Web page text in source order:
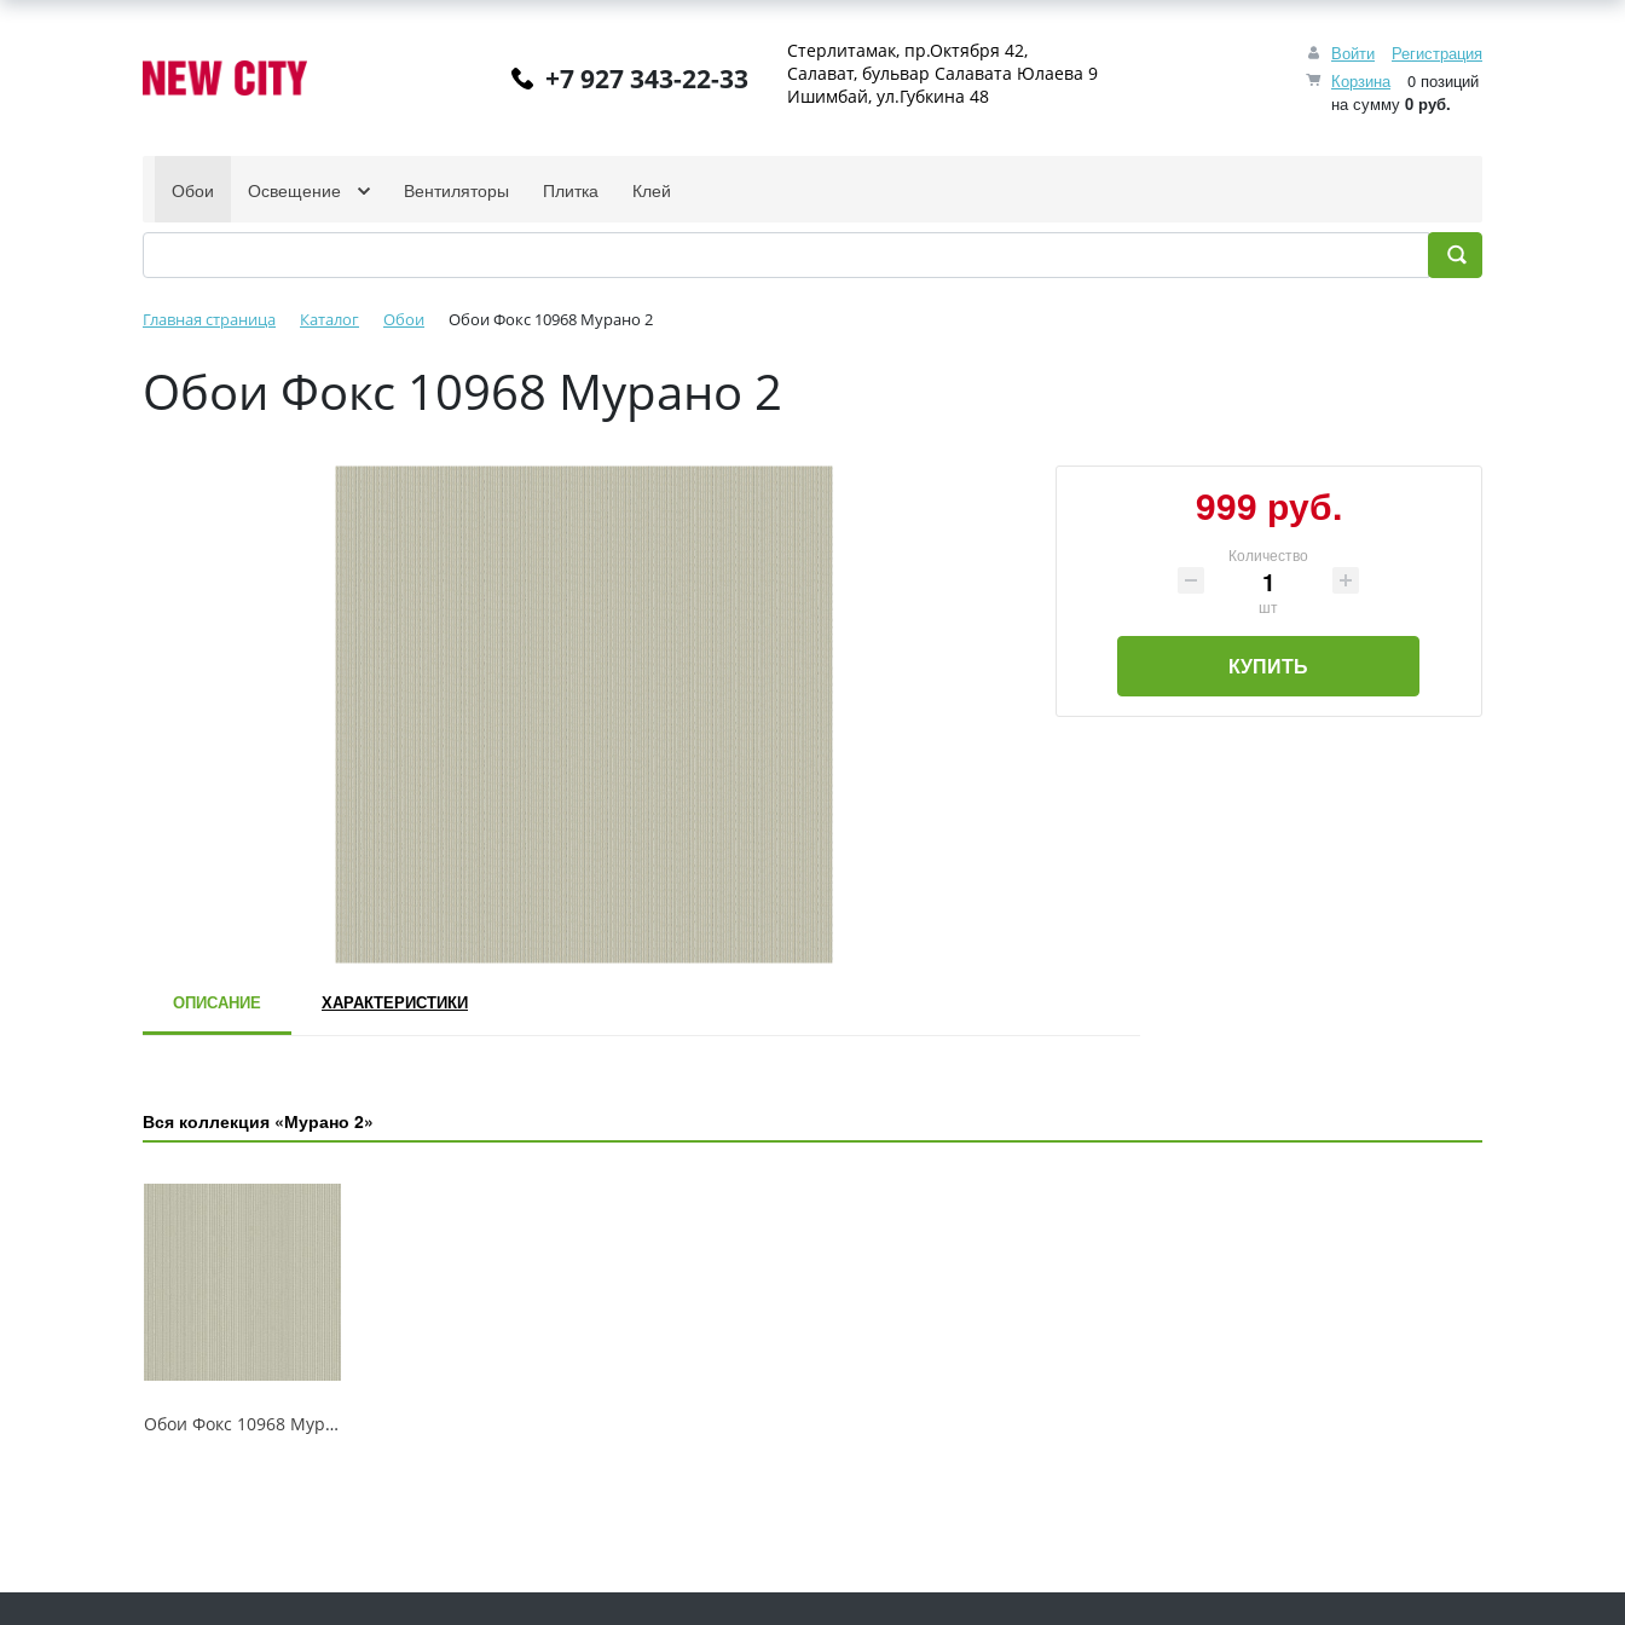
Войти
Регистрация
Корзина
0 позиций
на сумму 0 руб.
+7 927 343-22-33
Стерлитамак, пр.Октября 42,
Салават, бульвар Салавата Юлаева 9
Ишимбай, ул.Губкина 48
Обои Освещение Вентиляторы Плитка Клей
Главная страница Каталог Обои Обои Фокс 10968 Мурано 2
Обои Фокс 10968 Мурано 2
999 руб.
Количество
шт
КУПИТЬ
ОПИСАНИЕ ХАРАКТЕРИСТИКИ
Вся коллекция «Мурано 2»
Обои Фокс 10968 Мурано 2